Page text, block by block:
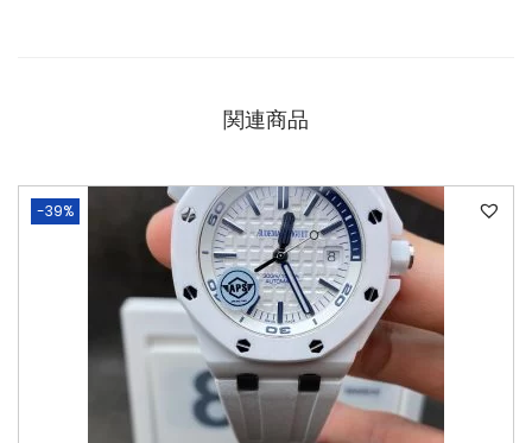
関連商品
-39%